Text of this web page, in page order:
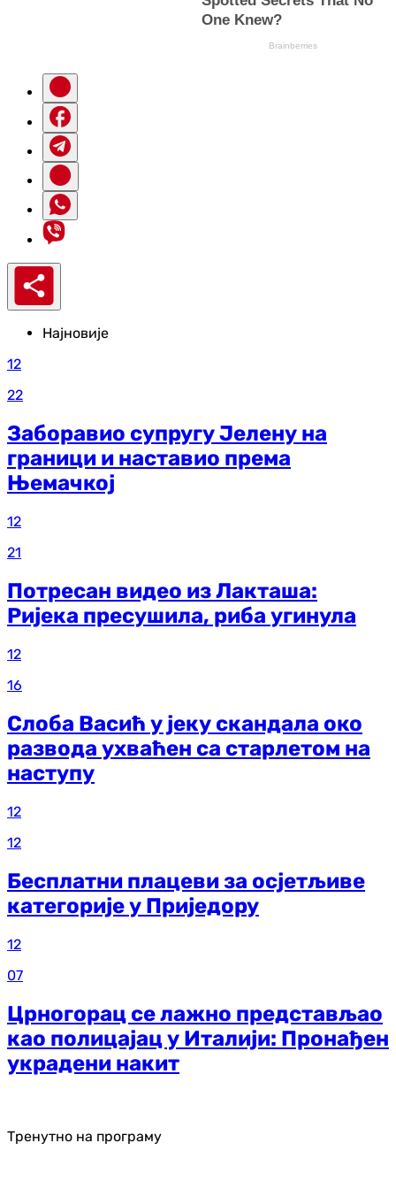
Најновије
12
22
Заборавио супругу Јелену на
граници и наставио према
Њемачкој
12
21
Потресан видео из Лакташа:
Ријека пресушила, риба угинула
12
16
Слоба Васић у јеку скандала око
развода ухваћен са старлетом на
наступу
12
12
Бесплатни плацеви за осјетљиве
категорије у Приједору
12
07
Црногорац се лажно представљао
као полицајац у Италији: Пронађен
украдени накит
Тренутно на програму